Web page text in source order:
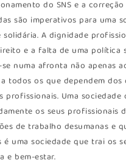
do SNS e a
são imperativos para uma
A dignidade
e a falta de uma política
numa afronta não apenas
todos os que dependem dos
profissionais. Uma sociedade
os seus profissionais
de trabalho desumanas e
é uma sociedade que trai os
e bem-estar.